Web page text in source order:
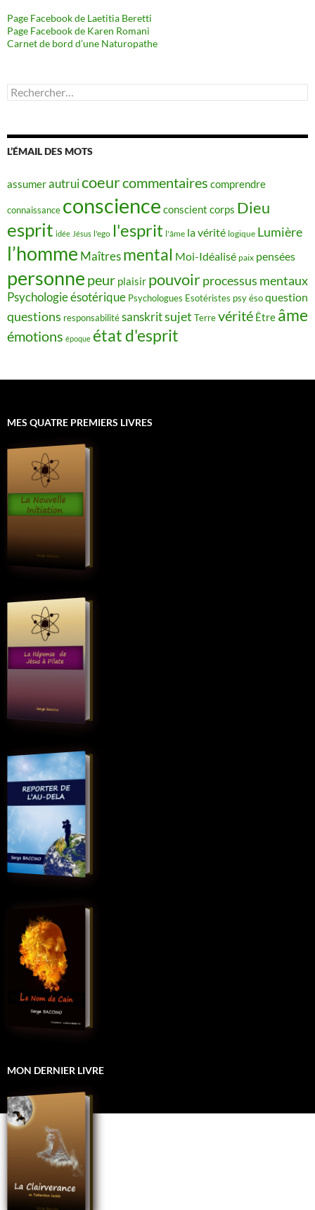
Page Facebook de Laetitia Beretti
Page Facebook de Karen Romani
Carnet de bord d’une Naturopathe
Rechercher :
L’ÉMAIL DES MOTS
assumerautruicoeurcommentaires comprendre
connaissance conscience conscient corps Dieu
esprit idée Jésus l'ego l'esprit l'âme la vérité logique Lumière
l’homme Maîtres mental Moi-Idéalisé paix pensées
personne peur plaisir pouvoirprocessus mentaux
Psychologie ésotérique Psychologues Esotéristes psy ésoquestion
questions responsabilitésanskritsujet Terrevérité Être âme
émotions époque état d'esprit
MES QUATRE PREMIERS LIVRES
MON DERNIER LIVRE